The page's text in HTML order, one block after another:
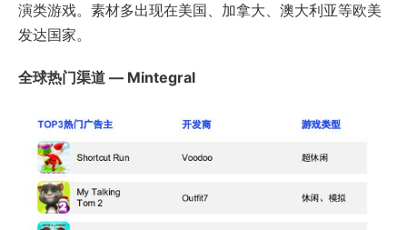
演类游戏。素材多出现在美国、加拿大、澳大利亚等欧美
发达国家。
全球热门渠道 — Mintegral